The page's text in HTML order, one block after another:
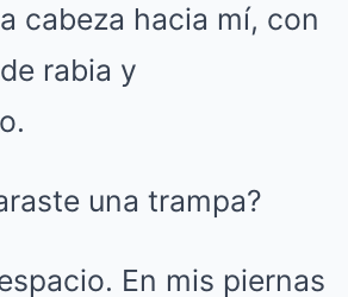
cabeza hacia mí, con
rabia y
una trampa?
En mis piernas